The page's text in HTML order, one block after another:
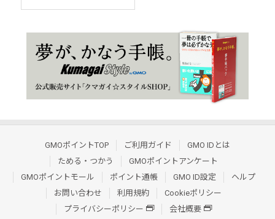
GMOポイントTOP ご利用ガイド
GMO IDとは
ためる・つかう
GMOポイントアンケート
GMOポイントモール
ポイント通帳 GMO ID設定
ヘルプ
お問い合わせ
利用規約
Cookieポリシー
プライバシーポリシー
会社概要